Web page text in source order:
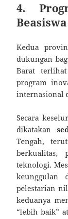
4.
Beasiswa
Kedua
dukungan
Barat
program
internasional
Secara
dikatakan
Tengah,
berkualitas,
teknologi.
keunggulan
pelestarian
keduanya
“lebih baik”